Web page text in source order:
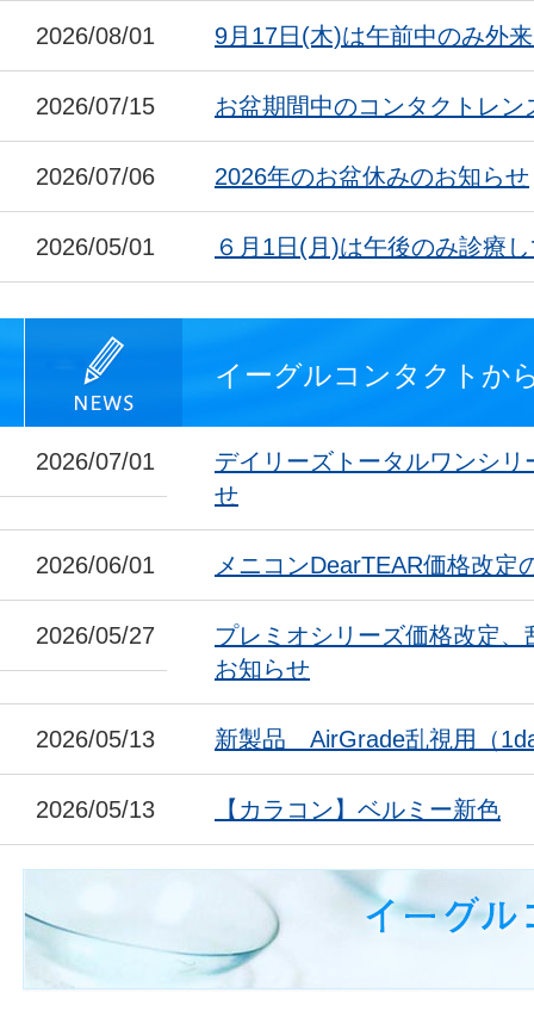
2026/08/01 9月17日(木)は午前中のみ外
2026/07/15 お盆期間中のコンタクトレン
2026/07/06 2026年のお盆休みのお知らせ
2026/05/01 ６月1日(月)は午後のみ診療
イーグルコンタクトか
2026/07/01
デイリーズトータルワンシ
せ
2026/06/01 メニコンDearTEAR価格改定
2026/05/27
プレミオシリーズ価格改定
お知らせ
2026/05/13 新製品 AirGrade乱視用（
2026/05/13 【カラコン】ベルミー新色